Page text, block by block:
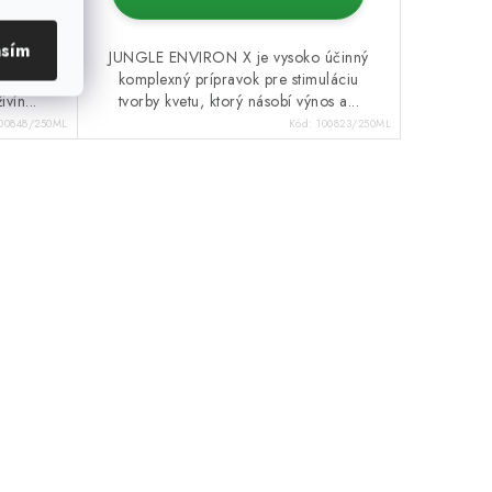
tvorbu
250ML
JUNGLE ENVIRON X je vysoko účinný
komplexný prípravok pre stimuláciu
tvorby kvetu, ktorý násobí výnos a...
Kód: 100823/250ML